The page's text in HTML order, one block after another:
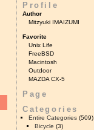
Profile
Author
Mitzyuki IMAIZUMI
Favorite
Unix Life
FreeBSD
Macintosh
Outdoor
MAZDA CX-5
Page
Categories
Entire Categories (509)
Bicycle (3)